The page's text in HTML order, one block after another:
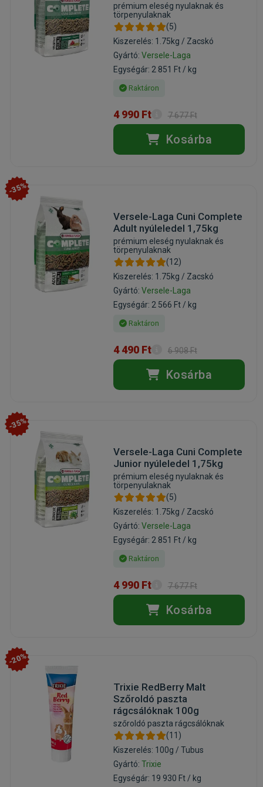
prémium eleség nyulaknak és
törpenyulaknak
(5)
Kiszerelés: 1.75kg / Zacskó
Gyártó: Versele-Laga
Egységár: 2 851 Ft / kg
Raktáron
4 990 Ft 7 677 Ft
Kosárba
-35%
Versele-Laga Cuni Complete
Adult nyúleledel 1,75kg
prémium eleség nyulaknak és
törpenyulaknak
(12)
Kiszerelés: 1.75kg / Zacskó
Gyártó: Versele-Laga
Egységár: 2 566 Ft / kg
Raktáron
4 490 Ft 6 908 Ft
Kosárba
-35%
Versele-Laga Cuni Complete
Junior nyúleledel 1,75kg
prémium eleség nyulaknak és
törpenyulaknak
(5)
Kiszerelés: 1.75kg / Zacskó
Gyártó: Versele-Laga
Egységár: 2 851 Ft / kg
Raktáron
4 990 Ft 7 677 Ft
Kosárba
-20%
Trixie RedBerry Malt
Szőroldó paszta
rágcsálóknak 100g
szőroldó paszta rágcsálóknak
(11)
Kiszerelés: 100g / Tubus
Gyártó: Trixie
Egységár: 19 930 Ft / kg